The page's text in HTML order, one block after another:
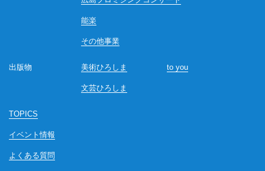
能楽
その他事業
出版物 美術ひろしま
文芸ひろしま
to you
TOPICS
イベント情報
よくある質問